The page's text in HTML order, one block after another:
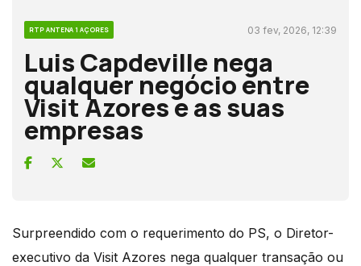
RTP ANTENA 1 AÇORES 03 fev, 2026, 12:39
Luis Capdeville nega
qualquer negócio entre
Visit Azores e as suas
empresas
Surpreendido com o requerimento do PS, o Diretor-
executivo da Visit Azores nega qualquer transação ou